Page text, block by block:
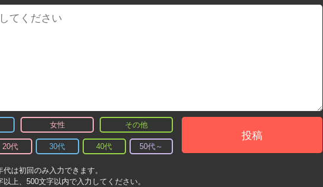
女性 その他
20代 30代 40代 50代～
投稿
は初回のみ入力できます。
上、500文字以内で入力してください。